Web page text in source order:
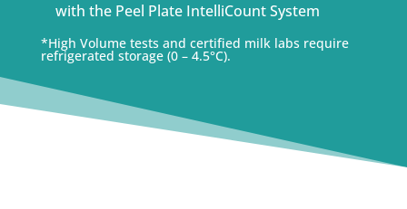
with the Peel Plate IntelliCount System
*High Volume tests and certified milk labs require
refrigerated storage (0 – 4.5°C).